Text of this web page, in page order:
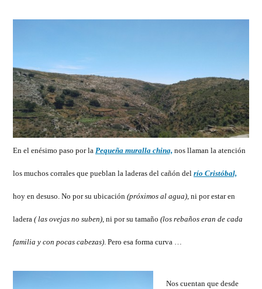
Guadalajara
En el enésimo paso por laPequeña muralla china,nos llaman la atención
los muchos corrales que pueblan la laderas del cañón delrío Cristóbal,
hoy en desuso. No por su ubicación(próximos al agua), ni por estar en
ladera(las ovejas no suben), ni por su tamaño (los rebaños eran de cada
familia y con pocas cabezas). Pero esa forma curva …
Nos cuentan que desde